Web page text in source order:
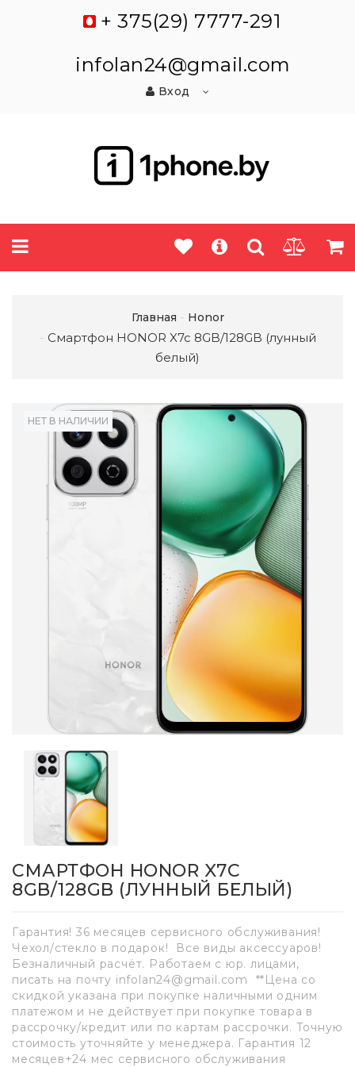
+ 375(29) 7777-291
infolan24@gmail.com
Вход
Главная Honor
Смартфон HONOR X7c 8GB/128GB (лунный
белый)
НЕТ В НАЛИЧИИ
СМАРТФОН HONOR X7C
8GB/128GB (ЛУННЫЙ БЕЛЫЙ)
Гарантия! 36 месяцев сервисного обслуживания!
Чехол/стекло в подарок! Все виды аксессуаров!
Безналичный расчёт. Работаем с юр. лицами,
писать на почту infolan24@gmail.com **Цена со
скидкой указана при покупке наличными одним
платежом и не действует при покупке товара в
рассрочку/кредит или по картам рассрочки. Точную
стоимость уточняйте у менеджера. Гарантия 12
месяцев+24 мес сервисного обслуживания